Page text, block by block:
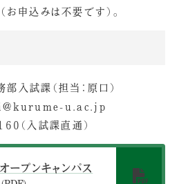
お申込みは不要です）。
入試課（担当：原口）
u.ac.jp
（入試課直通）
ープンキャンパス